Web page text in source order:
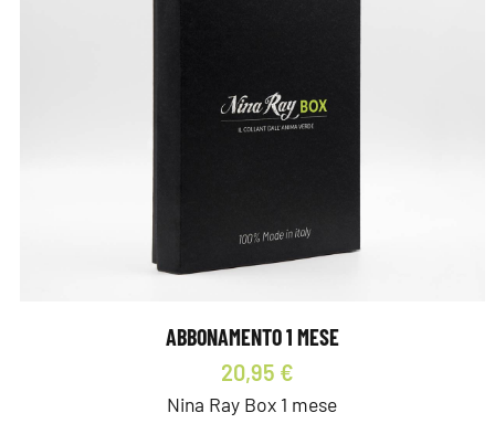
ABBONAMENTO 1 MESE
20,95 €
Nina Ray Box 1 mese